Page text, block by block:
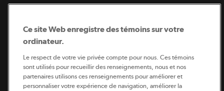
Coopérateur est publié par Sollio Groupe Coopératif.
Ce site Web enregistre des témoins sur votre
ordinateur.
Le respect de votre vie privée compte pour nous. Ces témoins
sont utilisés pour recueillir des renseignements, nous et nos
partenaires utilisons ces renseignements pour améliorer et
personnaliser votre expérience de navigation, améliorer la